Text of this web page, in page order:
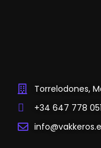
Torrelodones,
+34 647 778 051